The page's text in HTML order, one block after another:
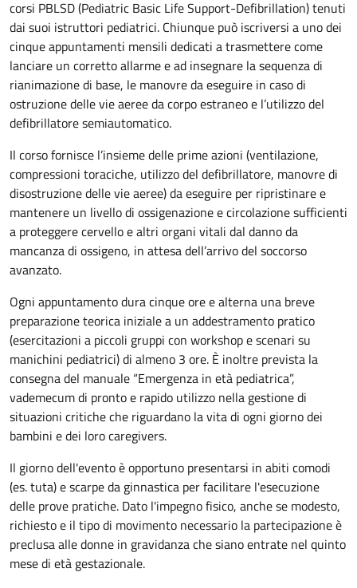
corsi PBLSD (Pediatric Basic Life Support-Defibrillation) tenuti
dai suoi istruttori pediatrici. Chiunque può iscriversi a uno dei
cinque appuntamenti mensili dedicati a trasmettere come
lanciare un corretto allarme e ad insegnare la sequenza di
rianimazione di base, le manovre da eseguire in caso di
ostruzione delle vie aeree da corpo estraneo e l’utilizzo del
defibrillatore semiautomatico.
Il corso fornisce l’insieme delle prime azioni (ventilazione,
compressioni toraciche, utilizzo del defibrillatore, manovre di
disostruzione delle vie aeree) da eseguire per ripristinare e
mantenere un livello di ossigenazione e circolazione sufficienti
a proteggere cervello e altri organi vitali dal danno da
mancanza di ossigeno, in attesa dell’arrivo del soccorso
avanzato.
Ogni appuntamento dura cinque ore e alterna una breve
preparazione teorica iniziale a un addestramento pratico
(esercitazioni a piccoli gruppi con workshop e scenari su
manichini pediatrici) di almeno 3 ore. È inoltre prevista la
consegna del manuale “Emergenza in età pediatrica”,
vademecum di pronto e rapido utilizzo nella gestione di
situazioni critiche che riguardano la vita di ogni giorno dei
bambini e dei loro caregivers.
Il giorno dell'evento è opportuno presentarsi in abiti comodi
(es. tuta) e scarpe da ginnastica per facilitare l'esecuzione
delle prove pratiche. Dato l'impegno fisico, anche se modesto,
richiesto e il tipo di movimento necessario la partecipazione è
preclusa alle donne in gravidanza che siano entrate nel quinto
mese di età gestazionale.